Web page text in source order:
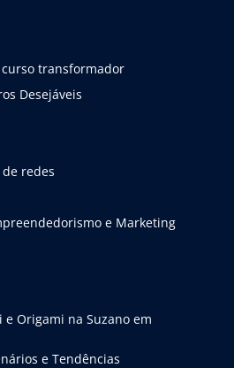
transformador
Desejáveis
de redes
e Marketing
e Origami na Suzano em
e Tendências